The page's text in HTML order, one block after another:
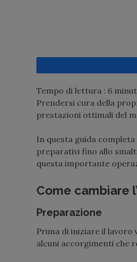
Tempo di lettura : 6
Prendersi cura della
prestazioni ottimali del
In questa guida
preparativi fino allo
questa importante
Come cambiare
Preparazione
Prima di iniziare il lavoro
alcuni accorgimenti che